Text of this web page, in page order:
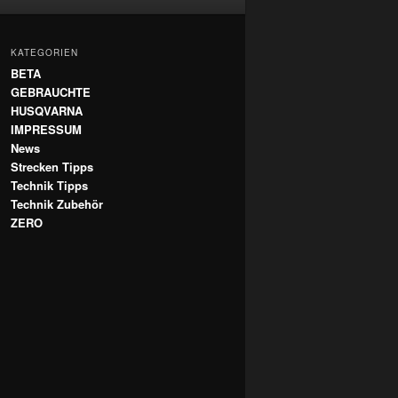
KATEGORIEN
BETA
GEBRAUCHTE
HUSQVARNA
IMPRESSUM
News
Strecken Tipps
Technik Tipps
Technik Zubehör
ZERO